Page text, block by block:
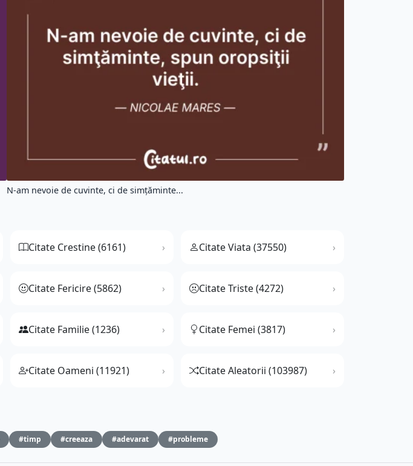
N-am nevoie de cuvinte, ci de simţăminte...
Citate Crestine (6161) Citate Viata (37550)
Citate Fericire (5862) Citate Triste (4272)
Citate Familie (1236) Citate Femei (3817)
Citate Oameni (11921) Citate Aleatorii (103987)
#timp #creeaza #adevarat #probleme